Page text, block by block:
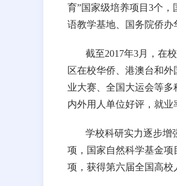
育”国家级培养项目3个
语教学基地、国务院侨办
截至2017年3月，在
区在校华侨、港澳台和
业大赛、全国大运会等
内外用人单位好评，就业
学校科研实力逐步增
项，国家自然科学基金项
项，获得第六届全国高校